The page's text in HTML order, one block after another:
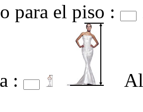
para el piso :
: